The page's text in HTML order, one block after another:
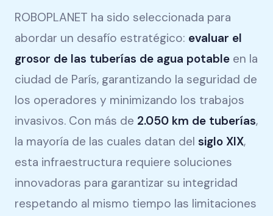
ROBOPLANET ha sido seleccionada para
abordar un desafío estratégico: evaluar el
grosor de las tuberías de agua potable en la
ciudad de París, garantizando la seguridad de
los operadores y minimizando los trabajos
invasivos. Con más de 2.050 km de tuberías,
la mayoría de las cuales datan del siglo XIX,
esta infraestructura requiere soluciones
innovadoras para garantizar su integridad
respetando al mismo tiempo las limitaciones